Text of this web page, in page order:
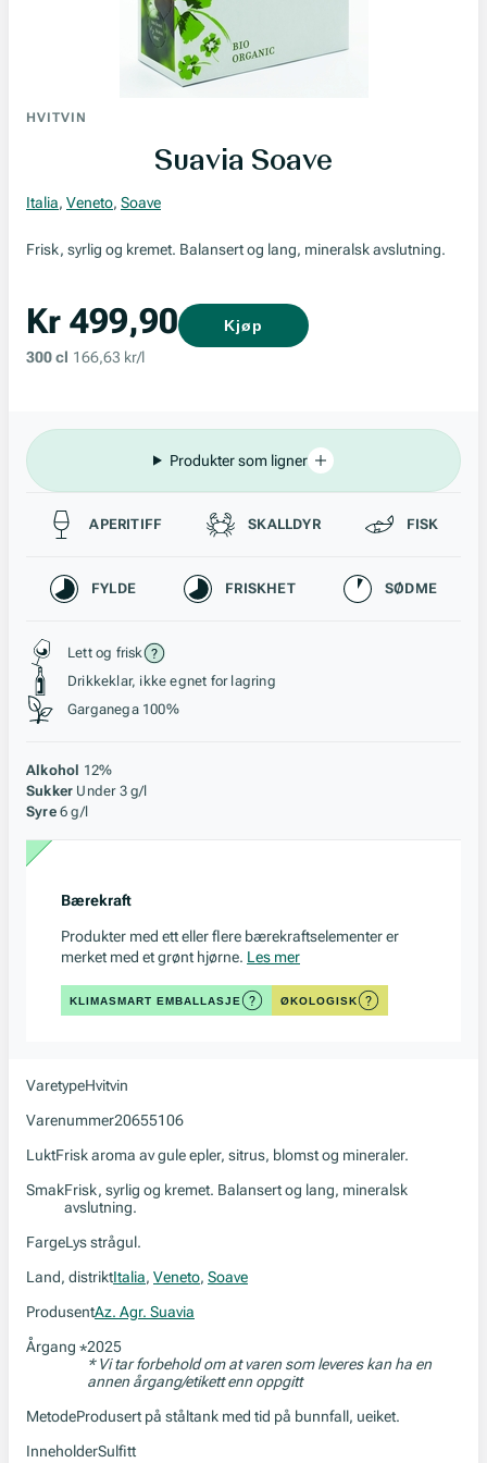
HVITVIN
Suavia Soave
Italia, Veneto, Soave
Frisk, syrlig og kremet. Balansert og lang, mineralsk avslutning.
Kr 499,90
300 cl 166,63 kr/l
Kjøp
Produkter som ligner
Passer til
APERITIFF SKALLDYR FISK
Karakteristikk
FYLDE FRISKHET SØDME
Stil, lagring og råstoff
Lett og frisk
Drikkeklar, ikke egnet for lagring
Garganega 100%
Alkohol 12%
Sukker Under 3 g/l
Syre 6 g/l
Bærekraft
Produkter med ett eller flere bærekraftselementer er
merket med et grønt hjørne. Les mer
KLIMASMART EMBALLASJE ØKOLOGISK
VaretypeHvitvin
Varenummer20655106
LuktFrisk aroma av gule epler, sitrus, blomst og mineraler.
SmakFrisk, syrlig og kremet. Balansert og lang, mineralsk
avslutning.
FargeLys strågul.
Land, distriktItalia, Veneto, Soave
ProdusentAz. Agr. Suavia
Årgang *2025
* Vi tar forbehold om at varen som leveres kan ha en
annen årgang/etikett enn oppgitt
MetodeProdusert på ståltank med tid på bunnfall, ueiket.
InneholderSulfitt